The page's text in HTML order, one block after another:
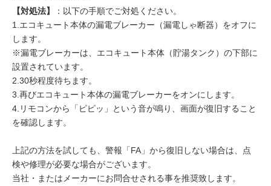
【対処法】
：以下の手順でご対処ください。
1.エコキュート本体の漏電ブレーカー（漏電しゃ断器）をオフに
します。
※漏電ブレーカーは、エコキュート本体（貯湯タンク）の下部に
設置されています。
2.30秒程度待ちます。
3.再びエコキュート本体の漏電ブレーカーをオンにします。
4.リモコンから「ピピッ」という音が鳴り、画面が復旧すること
を確認します。
上記の方法を試しても、警報「FA」から復旧しない場合は、点
検や修理が必要な場合がございます。
当社・またはメーカーにお問合せされる事を推奨致します。